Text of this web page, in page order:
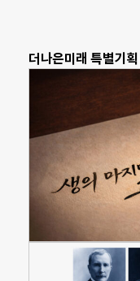
더나은미래 특별기획